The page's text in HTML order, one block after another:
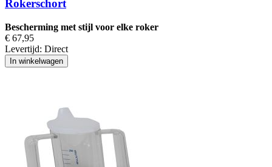
Rokerschort
Bescherming met stijl voor elke roker
€ 67,95
Levertijd: Direct
In winkelwagen